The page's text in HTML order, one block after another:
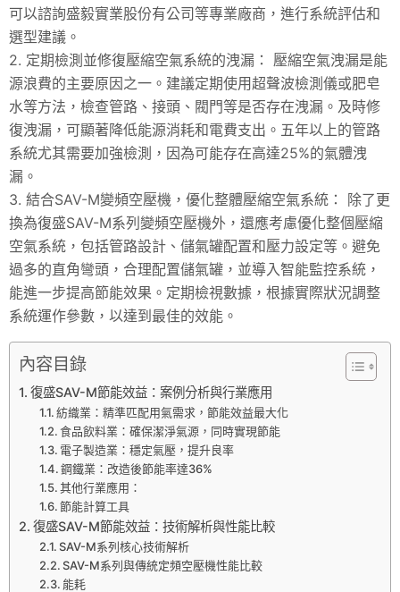
可以諮詢盛毅實業股份有公司等專業廠商，進行系統評估和
選型建議。
2. 定期檢測並修復壓縮空氣系統的洩漏： 壓縮空氣洩漏是能
源浪費的主要原因之一。建議定期使用超聲波檢測儀或肥皂
水等方法，檢查管路、接頭、閥門等是否存在洩漏。及時修
復洩漏，可顯著降低能源消耗和電費支出。五年以上的管路
系統尤其需要加強檢測，因為可能存在高達25%的氣體洩
漏。
3. 結合SAV-M變頻空壓機，優化整體壓縮空氣系統： 除了更
換為復盛SAV-M系列變頻空壓機外，還應考慮優化整個壓縮
空氣系統，包括管路設計、儲氣罐配置和壓力設定等。避免
過多的直角彎頭，合理配置儲氣罐，並導入智能監控系統，
能進一步提高節能效果。定期檢視數據，根據實際狀況調整
系統運作參數，以達到最佳的效能。
內容目錄
復盛SAV-M節能效益：案例分析與行業應用
紡織業：精準匹配用氣需求，節能效益最大化
食品飲料業：確保潔淨氣源，同時實現節能
電子製造業：穩定氣壓，提升良率
鋼鐵業：改造後節能率達36%
其他行業應用：
節能計算工具
復盛SAV-M節能效益：技術解析與性能比較
SAV-M系列核心技術解析
SAV-M系列與傳統定頻空壓機性能比較
能耗